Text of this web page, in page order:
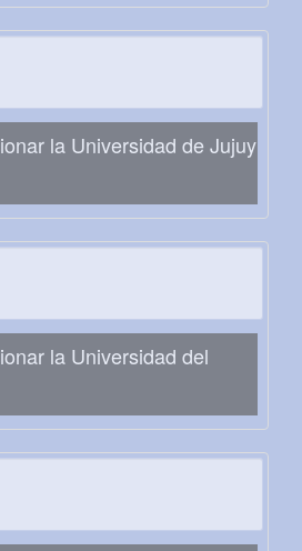
la Universidad de Jujuy
la Universidad del